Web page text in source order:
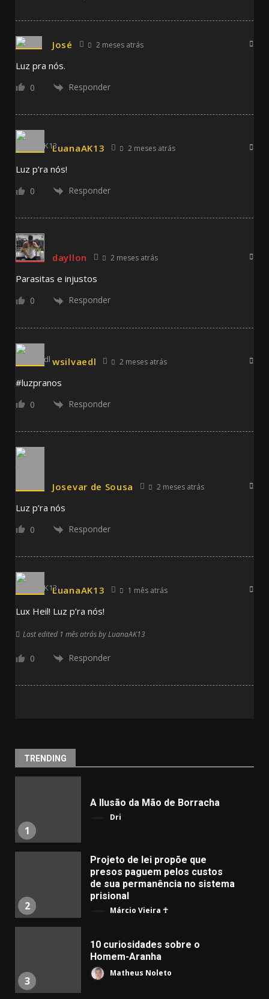
José 2 meses atrás
Luz pra nós.
0 Responder
LuanaAK13 2 meses atrás
Luz p’ra nós!
0 Responder
dayllon 2 meses atrás
Parasitas e injustos
0 Responder
wsilvaedl 2 meses atrás
#luzpranos
0 Responder
Josevar de Sousa 2 meses atrás
Luz p’ra nós
0 Responder
LuanaAK13 1 mês atrás
Lux Heil! Luz p’ra nós!
Last edited 1 mês atrás by LuanaAK13
0 Responder
TRENDING
1
A Ilusão da Mão de Borracha
Dri
2
Projeto de lei propõe que
presos paguem pelos custos
de sua permanência no sistema
prisional
Márcio Vieira ☥
3
10 curiosidades sobre o
Homem-Aranha
Matheus Noleto